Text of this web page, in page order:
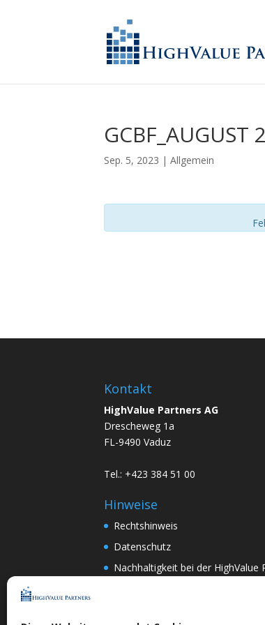
GCBF_AUGUST
Sep. 5, 2023 | Allgemein
Kontakt
HighValue Partners AG
Drescheweg 1a
FL-9490 Vaduz
Tel.: +423 384 51 00
Hinweise
Rechtshinweis
Datenschutz
Nachhaltigkeit bei der HighValue